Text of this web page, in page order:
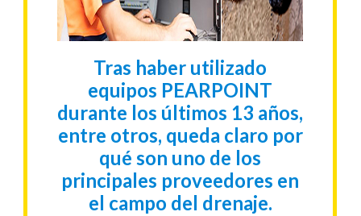
Tras haber utilizado
equipos PEARPOINT
durante los últimos 13 años,
entre otros, queda claro por
qué son uno de los
principales proveedores en
el campo del drenaje.